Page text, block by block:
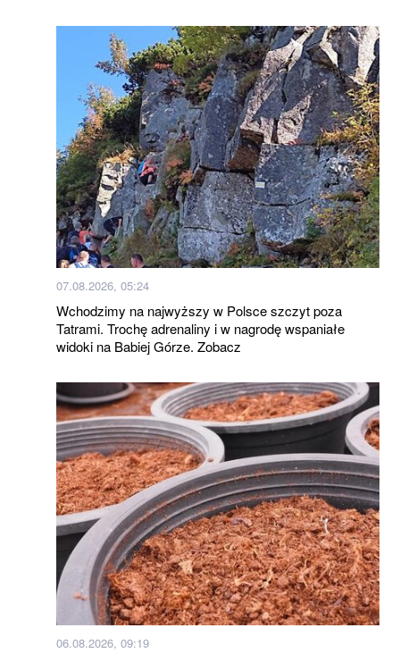
07.08.2026, 05:24
Wchodzimy na najwyższy w Polsce szczyt poza
Tatrami. Trochę adrenaliny i w nagrodę wspaniałe
widoki na Babiej Górze. Zobacz
06.08.2026, 09:19